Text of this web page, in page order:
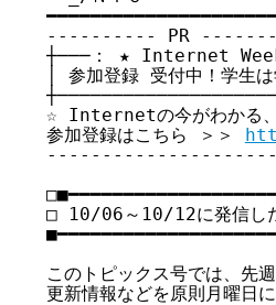
---------- PR
┼───： ★ Internet
│ 参加登録 受付中！学生
☆ Internetの今がわかる、
参加登録はこちら ＞＞
□ 10/06～10/12に発信した
このトピックス号では、先
更新情報などを原則月曜日